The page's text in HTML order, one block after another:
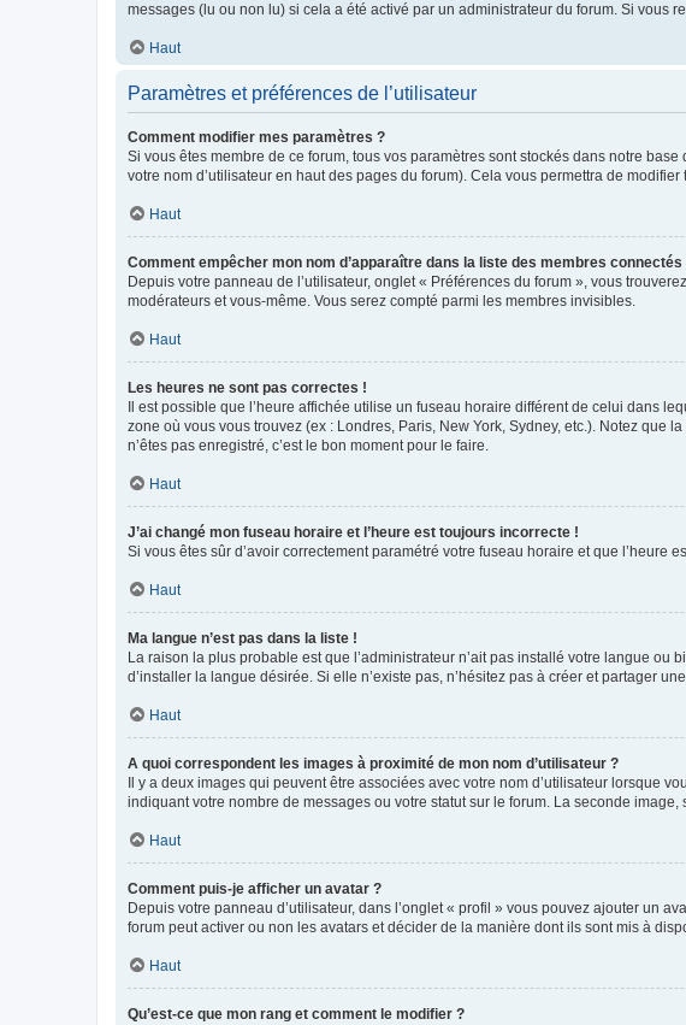
messages (lu ou non lu) si cela a été activé par un administrateur du forum. Si
Haut
Paramètres et préférences de l’utilisateur
Comment modifier mes paramètres ?
Si vous êtes membre de ce forum, tous vos paramètres sont stockés dans notre
votre nom d’utilisateur en haut des pages du forum). Cela vous permettra de
Haut
Comment empêcher mon nom d’apparaître dans la liste des membres connectés
Depuis votre panneau de l’utilisateur, onglet « Préférences du forum », vous
modérateurs et vous-même. Vous serez compté parmi les membres invisibles.
Haut
Les heures ne sont pas correctes !
Il est possible que l’heure affichée utilise un fuseau horaire différent de celui dans
zone où vous vous trouvez (ex : Londres, Paris, New York, Sydney, etc.). Notez que
n’êtes pas enregistré, c’est le bon moment pour le faire.
Haut
J’ai changé mon fuseau horaire et l’heure est toujours incorrecte !
Si vous êtes sûr d’avoir correctement paramétré votre fuseau horaire et que
Haut
Ma langue n’est pas dans la liste !
La raison la plus probable est que l’administrateur n’ait pas installé votre langue
d’installer la langue désirée. Si elle n’existe pas, n’hésitez pas à créer et partager
Haut
A quoi correspondent les images à proximité de mon nom d’utilisateur ?
Il y a deux images qui peuvent être associées avec votre nom d’utilisateur lorsque
indiquant votre nombre de messages ou votre statut sur le forum. La seconde
Haut
Comment puis-je afficher un avatar ?
Depuis votre panneau d’utilisateur, dans l’onglet « profil » vous pouvez ajouter un
forum peut activer ou non les avatars et décider de la manière dont ils sont mis à
Haut
Qu’est-ce que mon rang et comment le modifier ?